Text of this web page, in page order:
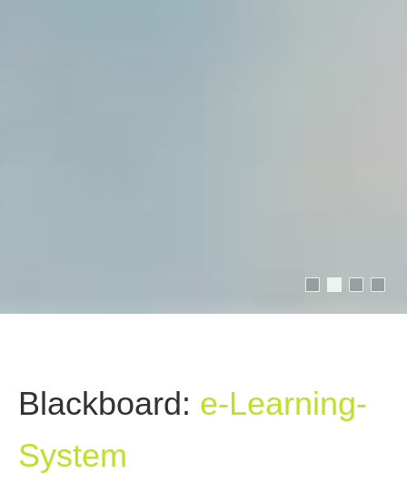
Blackboard: e-Learning-
System